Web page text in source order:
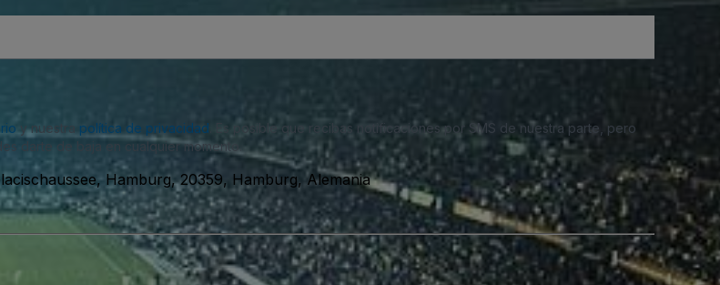
y nuestra política de privacidad
. Es posible que recibas notificaciones por SMS de nuestra parte, pero
darte de baja en cualquier momento.
Hamburg, 20359, Hamburg, Alemania